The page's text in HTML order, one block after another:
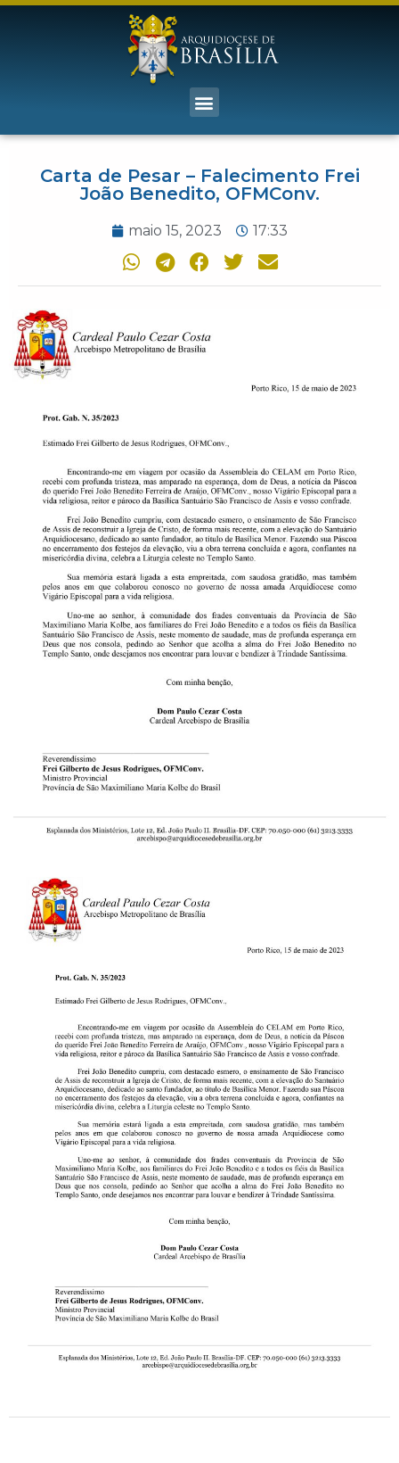
Carta de Pesar – Falecimento Frei
João Benedito, OFMConv.
maio 15, 2023 17:33